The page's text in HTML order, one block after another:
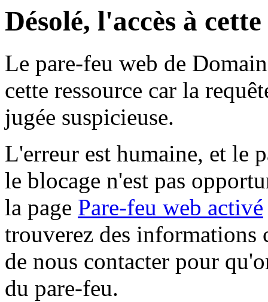
Désolé, l'accès à
Le pare-feu web de
cette ressource car la
jugée suspicieuse.
L'erreur est humaine, et le
le blocage n'est pas
la page Pare-feu web activé
trouverez des informations
de nous contacter pour
du pare-feu.